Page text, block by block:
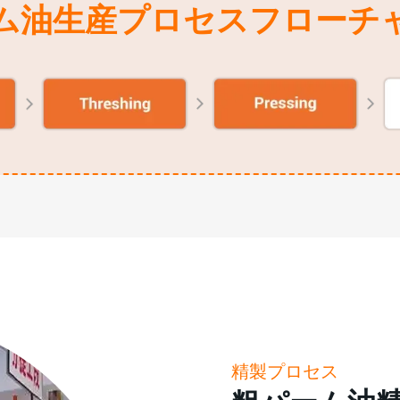
油生産プロセスフローチ
精製プロセス